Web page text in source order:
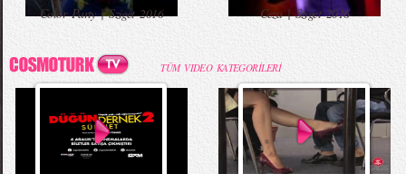
Color Party | Sziget 2016 Ceza | Sziget 2016
TÜM VIDEO KATEGORİLERİ